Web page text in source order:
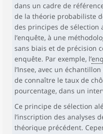
dans un cadre de
de la théorie probabiliste
des principes de sélection
l’enquête, à une
sans biais et de précision
enquête. Par exemple, l’
l’Insee, avec un
de connaître le taux de
pourcentage, dans un
Ce principe de sélection
l’inscription des analyses
théorique précédent.